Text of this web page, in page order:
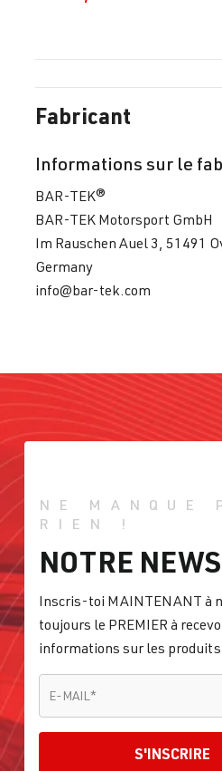
Fabricant
Informations sur le
BAR-TEK®
BAR-TEK Motorsport GmbH
Im Rauschen Auel 3, 51491
Germany
info@bar-tek.com
NE MANQUE
RIEN !
NOTRE
Inscris-toi MAINTENANT à
toujours le PREMIER à
informations sur les
E-MAIL *
S'INSCRIRE